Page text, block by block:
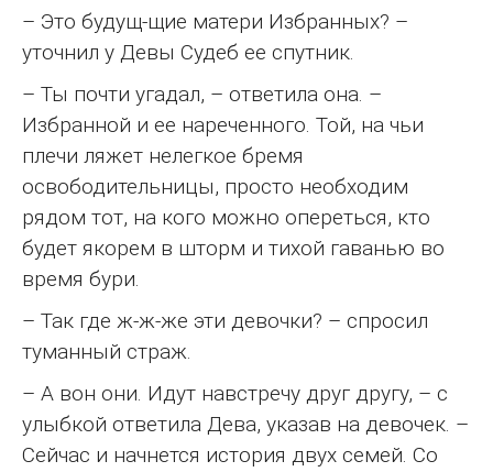
– Это будущ-щие матери Избранных? –
уточнил у Девы Судеб ее спутник.
– Ты почти угадал, – ответила она. –
Избранной и ее нареченного. Той, на чьи
плечи ляжет нелегкое бремя
освободительницы, просто необходим
рядом тот, на кого можно опереться, кто
будет якорем в шторм и тихой гаванью во
время бури.
– Так где ж-ж-же эти девочки? – спросил
туманный страж.
– А вон они. Идут навстречу друг другу, – с
улыбкой ответила Дева, указав на девочек. –
Сейчас и начнется история двух семей. Со